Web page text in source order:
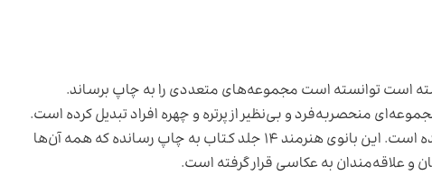
است توانسته است مجموعه‌های متعددی را به چاپ برساند.
منحصربه‌فرد و بی‌نظیر از پرتره و چهره افراد تبدیل کرده است.
او این مجموعه عکس‌ها را در کتاب ۵ جلدی چهره‌ها به چاپ رسانده است. این بانوی هنرمند ۱۴ جلد کتاب به چاپ رسانده که همه آن‌ها
علاقه‌مندان به عکاسی قرار گرفته است.